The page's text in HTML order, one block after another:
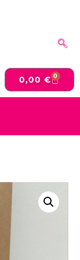
0,00€ 0